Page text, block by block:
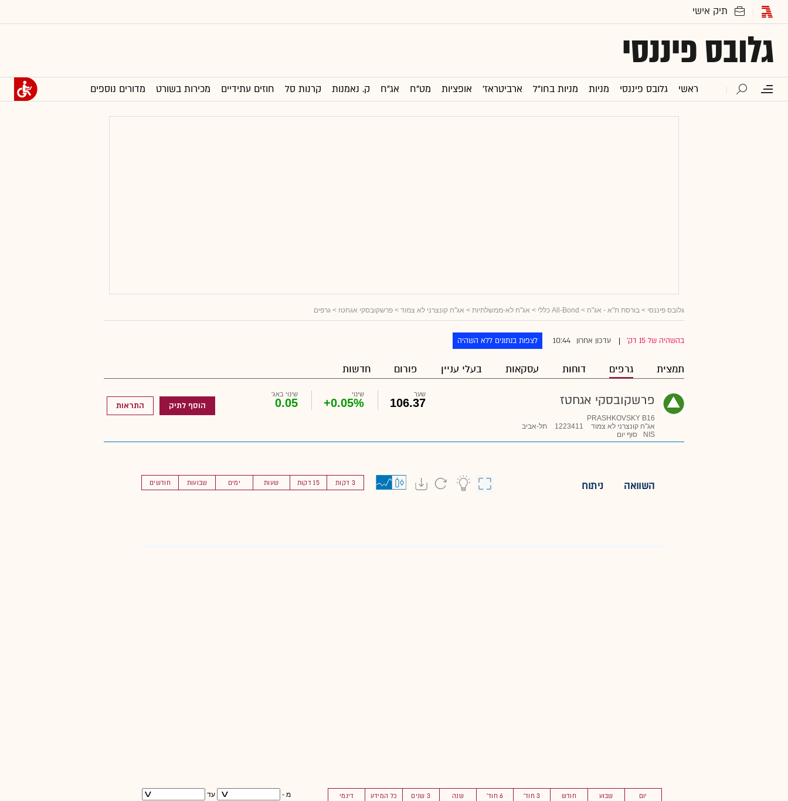
גלובס פיננסי
ראשי גלובס פיננסי מניות מניות בחו"ל ארביטראז' אופציות מט"ח אג"ח ק. נאמנות קרנות סל חוזים עתידיים מכירות בשורט מדורים נוספים
גלובס פיננסי > בורסת ת"א - אג"ח > All-Bond כללי > אג"ח לא-ממשלתיות > אג"ח קונצרני לא צמוד > פרשקובסקי אגחטז > גרפים
בהשהיה של 15 דק' עדכון אחרון 10:44 לצפות בנתונים ללא השהיה
תמצית גרפים דוחות עסקאות בעלי עניין פורום חדשות
פרשקובסקי אגחטז
PRASHKOVSKY B16
אג"ח קונצרני לא צמוד
1223411
תל-אביב
NIS
סוף יום
שער
106.37
שינוי
+0.05%
שינוי באג'
0.05 הוסף לתיק התראות
חודשים שבועות ימים שעות 15 דקות 3 דקות השוואה ניתוח
יום שבוע חודש 3 חוד' 6 חוד' שנה 3 שנים כל המידע דינמי מ - עד